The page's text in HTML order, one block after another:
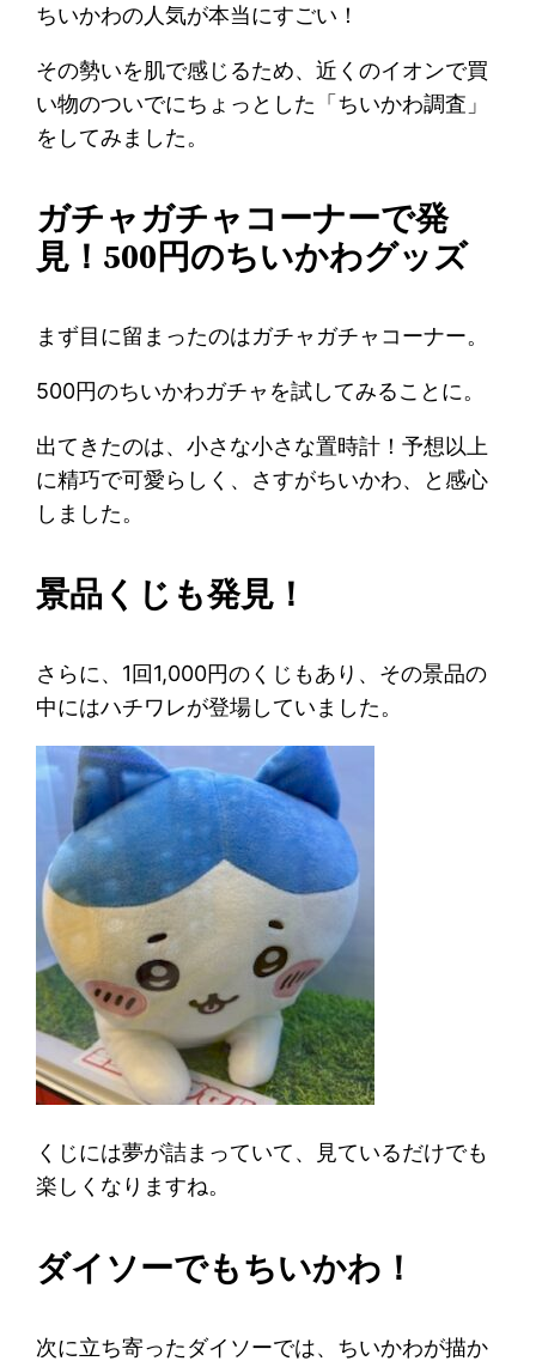
ちいかわの人気が本当にすごい！
その勢いを肌で感じるため、近くのイオンで買
い物のついでにちょっとした「ちいかわ調査」
をしてみました。
ガチャガチャコーナーで発
見！500円のちいかわグッズ
まず目に留まったのはガチャガチャコーナー。
500円のちいかわガチャを試してみることに。
出てきたのは、小さな小さな置時計！予想以上
に精巧で可愛らしく、さすがちいかわ、と感心
しました。
景品くじも発見！
さらに、1回1,000円のくじもあり、その景品の
中にはハチワレが登場していました。
くじには夢が詰まっていて、見ているだけでも
楽しくなりますね。
ダイソーでもちいかわ！
次に立ち寄ったダイソーでは、ちいかわが描か